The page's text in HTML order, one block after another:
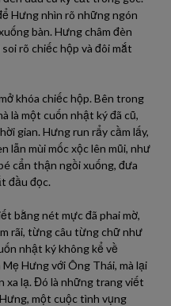
Hưng nhìn rõ những ngón
bàn. Hưng châm đèn
rõ chiếc hộp và đôi mắt
khóa chiếc hộp. Bên trong
là một cuốn nhật ký đã cũ,
gian. Hưng run rẩy cầm lấy,
lẫn mùi mốc xộc lên mũi, như
cẩn thận ngồi xuống, đưa
đầu đọc.
bằng nét mực đã phai mờ,
rãi, từng câu từng chữ như
nhật ký không kể về
Hưng với Ông Thái, mà lại
xa lạ. Đó là những trang viết
một cuộc tình vụng